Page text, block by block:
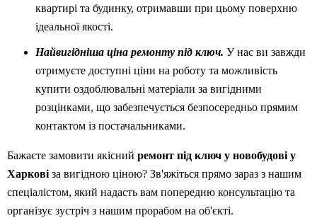
квартирі та будинку, отримавши при цьому поверхню
ідеальної якості.
Найвигідніша ціна ремонту під ключ. У нас ви завжди
отримуєте доступні ціни на роботу та можливість
купити оздоблювальні матеріали за вигідними
розцінками, що забезпечується безпосередньо прямим
контактом із постачальниками.
Бажаєте замовити якісний ремонт під ключ у новобудові у
Харкові за вигідною ціною? Зв'яжіться прямо зараз з нашим
спеціалістом, який надасть вам попередню консультацію та
організує зустріч з нашим прорабом на об'єкті.